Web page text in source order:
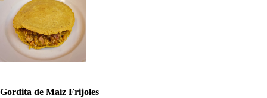
Gordita de Maíz Frijoles